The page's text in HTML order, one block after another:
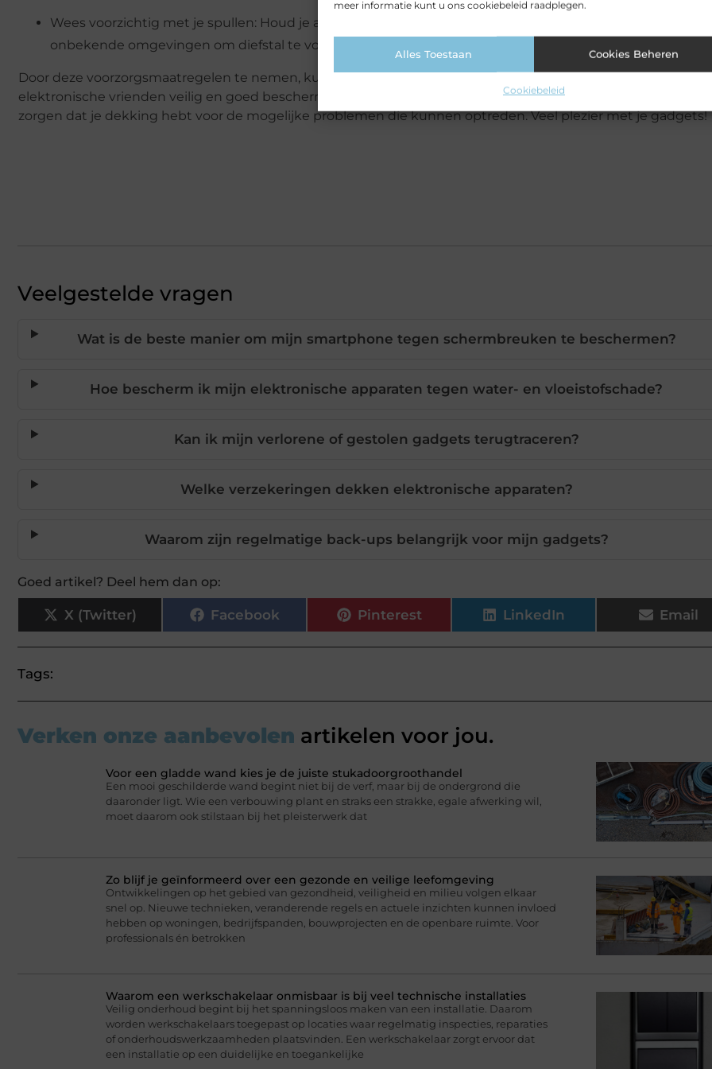
meer informatie kunt u ons cookiebeleid raadplegen.
Alles Toestaan Cookies Beheren
Cookiebeleid
Wees voorzichtig met je spullen: Houd je apparaten altijd in de gaten en let extra op in drukke of
onbekende omgevingen om diefstal te voorkomen.
Door deze voorzorgsmaatregelen te nemen, kun je de gevaren van gadgetongelukken minimaliseren en je
elektronische vrienden veilig en goed beschermd houden. Vergeet niet om je polissen te herzien en ervoor
zorgen dat je dekking hebt voor de mogelijke problemen die kunnen optreden. Veel plezier met je gadgets!
Veelgestelde vragen
Wat is de beste manier om mijn smartphone tegen schermbreuken te beschermen?
Hoe bescherm ik mijn elektronische apparaten tegen water- en vloeistofschade?
Kan ik mijn verlorene of gestolen gadgets terugtraceren?
Welke verzekeringen dekken elektronische apparaten?
Waarom zijn regelmatige back-ups belangrijk voor mijn gadgets?
Goed artikel? Deel hem dan op:
X (Twitter) Facebook Pinterest LinkedIn Email
Tags:
Verken onze aanbevolen artikelen voor jou.
Voor een gladde wand kies je de juiste stukadoorgroothandel
Een mooi geschilderde wand begint niet bij de verf, maar bij de ondergrond die
daaronder ligt. Wie een verbouwing plant en straks een strakke, egale afwerking wil,
moet daarom ook stilstaan bij het pleisterwerk dat
Zo blijf je geïnformeerd over een gezonde en veilige leefomgeving
Ontwikkelingen op het gebied van gezondheid, veiligheid en milieu volgen elkaar
snel op. Nieuwe technieken, veranderende regels en actuele inzichten kunnen invloed
hebben op woningen, bedrijfspanden, bouwprojecten en de openbare ruimte. Voor
professionals én betrokken
Waarom een werkschakelaar onmisbaar is bij veel technische installaties
Veilig onderhoud begint bij het spanningsloos maken van een installatie. Daarom
worden werkschakelaars toegepast op locaties waar regelmatig inspecties, reparaties
of onderhoudswerkzaamheden plaatsvinden. Een werkschakelaar zorgt ervoor dat
een installatie op een duidelijke en toegankelijke